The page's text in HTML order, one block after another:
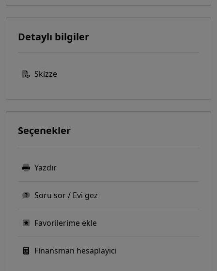
Detaylı bilgiler
Skizze
Seçenekler
Yazdır
Soru sor / Evi gez
Favorilerime ekle
Finansman hesaplayıcı